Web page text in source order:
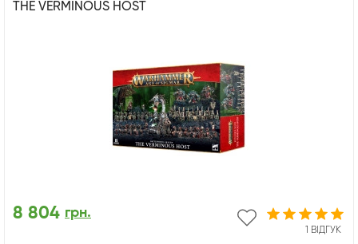
THE VERMINOUS HOST
1 ВІДГУК
8 804 грн.